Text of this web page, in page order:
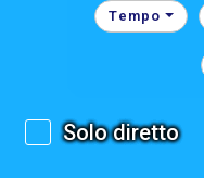
Tempo
Solo diretto